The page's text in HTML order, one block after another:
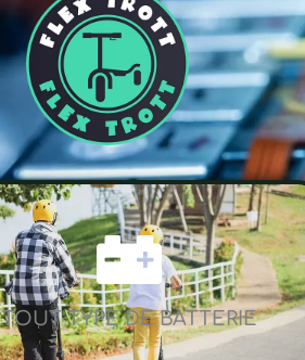
TOUT TYPE DE BATTERIE